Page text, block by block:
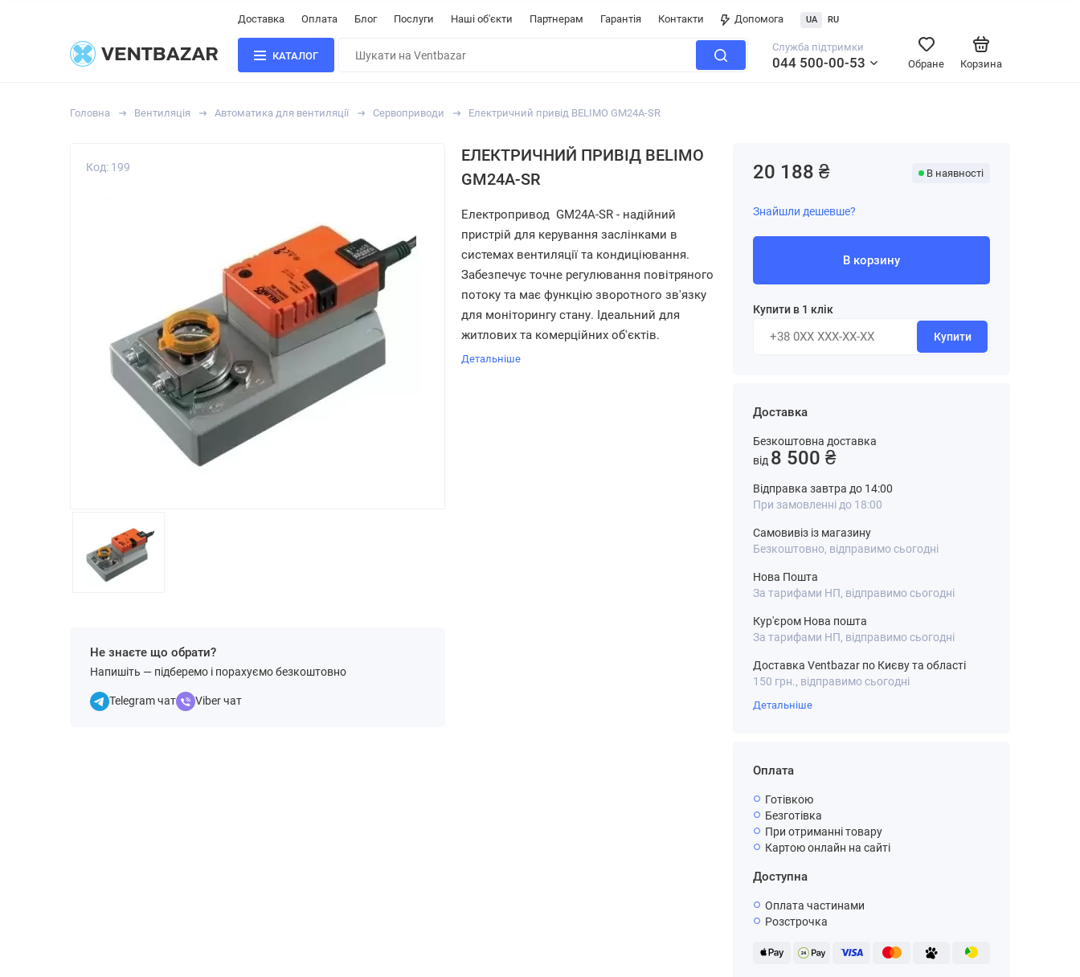
Доставка Оплата Блог Послуги Наші об'єкти Партнерам Гарантія Контакти Допомога UA RU
КАТАЛОГ
Служба підтримки
044 500-00-53 Корзина
Обране
Головна Вентиляція Автоматика для вентиляції Сервоприводи Електричний привід BELIMO GM24A-SR
Код: 199
Не знаєте що обрати?
Напишіть — підберемо і порахуємо безкоштовно
Telegram чат Viber чат
ЕЛЕКТРИЧНИЙ ПРИВІД BELIMO
GM24A-SR
Електропривод GM24A-SR - надійний
пристрій для керування заслінками в
системах вентиляції та кондиціювання.
Забезпечує точне регулювання повітряного
потоку та має функцію зворотного зв'язку
для моніторингу стану. Ідеальний для
житлових та комерційних об'єктів.
Детальніше
20 188 ₴ В наявності
Знайшли дешевше?
В корзину
Купити в 1 клік
Купити
Доставка
Безкоштовна доставка
від 8 500 ₴
Відправка завтра до 14:00
При замовленні до 18:00
Самовивіз із магазину
Безкоштовно, відправимо сьогодні
Нова Пошта
За тарифами НП, відправимо сьогодні
Кур'єром Нова пошта
За тарифами НП, відправимо сьогодні
Доставка Ventbazar по Києву та області
150 грн., відправимо сьогодні
Детальніше
Оплата
Готівкою
Безготівка
При отриманні товару
Картою онлайн на сайті
Доступна
Оплата частинами
Розстрочка